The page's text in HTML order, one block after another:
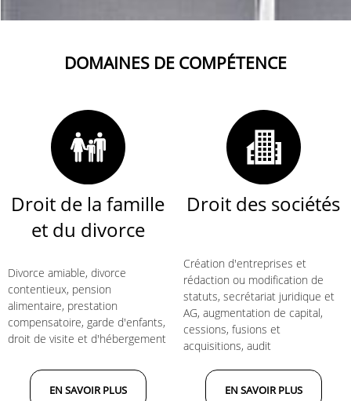
DOMAINES DE COMPÉTENCE
Droit de la famille
et du divorce
Divorce amiable, divorce
contentieux, pension
alimentaire, prestation
compensatoire, garde d'enfants,
droit de visite et d'hébergement
EN SAVOIR PLUS
Droit des sociétés
​​​​​​​Création d'entreprises et
rédaction ou modification de
statuts, secrétariat juridique et
AG, augmentation de capital,
cessions, fusions et
acquisitions, audit
EN SAVOIR PLUS